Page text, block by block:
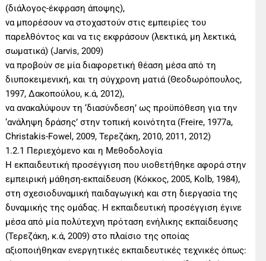
(διάλογος-έκφραση άποψης),
να μπορέσουν να στοχαστούν στις εμπειρίες του
παρελθόντος και να τις εκφράσουν (λεκτικά, μη λεκτικά,
σωματικά) (Jarvis, 2009)
να προβούν σε μία διαφορετική θέαση μέσα από τη
διυποκειμενική, και τη σύγχρονη ματιά (Θεοδωρόπουλος,
1997, Δακοπούλου, κ.ά, 2012),
να ανακαλύψουν τη ‘διασύνδεση’ ως προϋπόθεση για την
‘ανάληψη δράσης’ στην τοπική κοινότητα (Freire, 1977a,
Christakis-Fowel, 2009, Τερεζάκη, 2010, 2011, 2012)
1.2.1 Περιεχόμενο και η Μεθοδολογία
Η εκπαιδευτική προσέγγιση που υιοθετήθηκε αφορά στην
εμπειρική μάθηση-εκπαίδευση (Κόκκος, 2005, Kolb, 1984),
στη σχεσιοδυναμική παιδαγωγική και στη διεργασία της
δυναμικής της ομάδας. Η εκπαιδευτική προσέγγιση έγινε
μέσα από μία πολύτεχνη πρόταση ενήλικης εκπαίδευσης
(Τερεζάκη, κ.ά, 2009) στο πλαίσιο της οποίας
αξιοποιήθηκαν ενεργητικές εκπαιδευτικές τεχνικές όπως: